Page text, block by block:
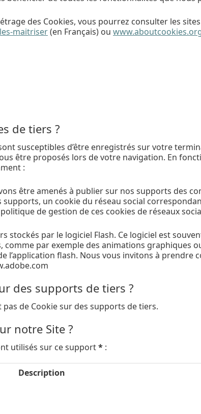
des Cookies, vous pourrez consulter les
maitriser(en Français) ou
de tiers ?
susceptibles d’être enregistrés sur votre
être proposés lors de votre navigation. En
:
être amenés à publier sur nos supports des
un cookie du réseau social
de gestion de ces cookies de réseaux
stockés par le logiciel Flash. Ce logiciel est
par exemple des animations graphiques
l’application flash. Nous vous invitons à prendre
des supports de tiers ?
de Cookie sur des supports de tiers.
notre Site ?
utilisés sur ce support* :
Description